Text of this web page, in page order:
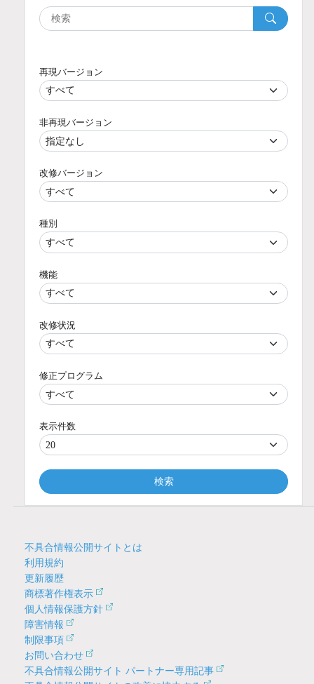
再現バージョン
非再現バージョン
改修バージョン
種別
機能
改修状況
修正プログラム
表示件数
検索
不具合情報公開サイトとは
利用規約
更新履歴
商標著作権表示
個人情報保護方針
障害情報
制限事項
お問い合わせ
不具合情報公開サイト パートナー専用記事